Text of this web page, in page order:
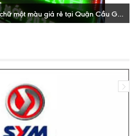
Bảng điện tử led chạy chữ một màu giá rẻ tại Quận Cầu Giấy
càng phát triển, nhu cầu sử dụng